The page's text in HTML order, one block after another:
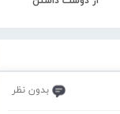
بدون نظر